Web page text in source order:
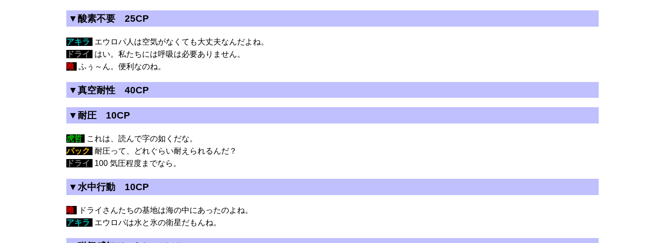
▼酸素不要 25CP
アキラ
エウロパ人は空気がなくても大丈夫なんだよね。
ドライ
はい。私たちには呼吸は必要ありません。
唯 ふぅ～ん。便利なのね。
▼真空耐性 40CP
▼耐圧 10CP
虎哲
これは、読んで字の如くだな。
パック
耐圧って、どれぐらい耐えられるんだ？
ドライ
100 気圧程度までなら。
▼水中行動 10CP
唯
ドライさんたちの基地は海の中にあったのよね。
アキラ
エウロパは水と氷の衛星だもんね。